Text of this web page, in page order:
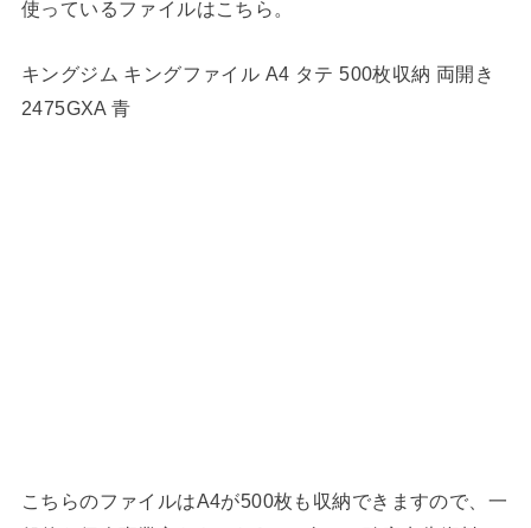
使っているファイルはこちら。
キングジム キングファイル A4 タテ 500枚収納 両開き
2475GXA 青
こちらのファイルはA4が500枚も収納できますので、一